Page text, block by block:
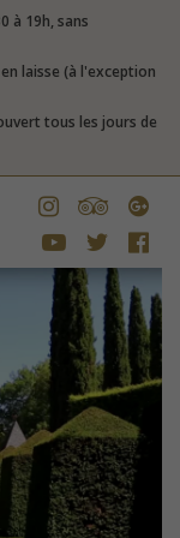
à 19h, sans
laisse (à l'exception
tous les jours de